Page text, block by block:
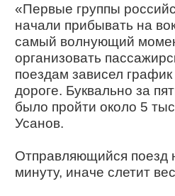
«Первые группы
начали прибывать на
самый волнующий
организовать
поездам зависел
дороге. Буквально за
было пройти около 5
Усанов.
Отправляющийся поезд
минуту, иначе слетит